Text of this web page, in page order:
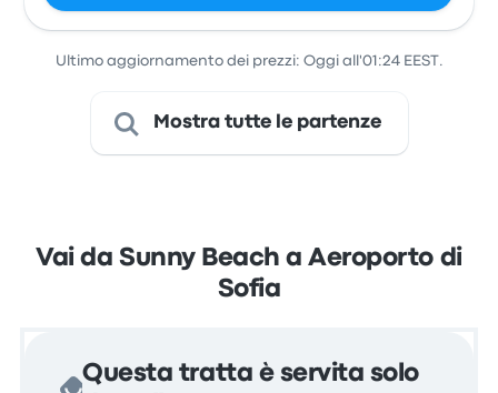
Ultimo aggiornamento dei prezzi: Oggi all'01:24 EEST.
Mostra tutte le partenze
Vai da Sunny Beach a Aeroporto di
Sofia
Questa tratta è servita solo